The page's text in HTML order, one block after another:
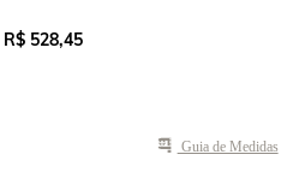
R$ 528,45
Guia de Medidas